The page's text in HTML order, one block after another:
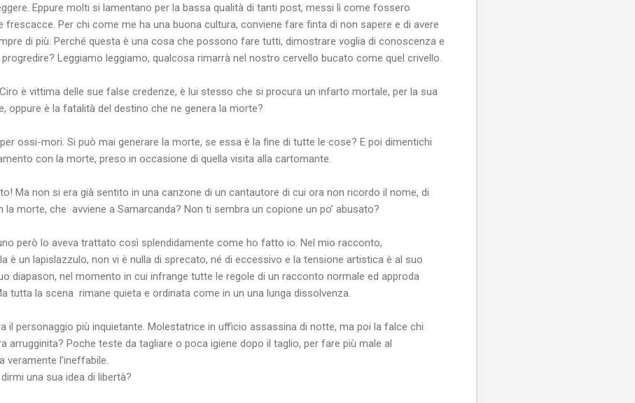
Eppure molti si lamentano per la bassa qualità di tanti post, messi lì come fossero
frescacce. Per chi come me ha una buona cultura, conviene fare finta di non sapere e di avere
di più. Perché questa è una cosa che possono fare tutti, dimostrare voglia di conoscenza e
Leggiamo leggiamo, qualcosa rimarrà nel nostro cervello bucato come quel crivello.
è vittima delle sue false credenze, è lui stesso che si procura un infarto mortale, per la sua
oppure è la fatalità del destino che ne genera la morte?
ossi-mori. Si può mai generare la morte, se essa è la fine di tutte le cose? E poi dimentichi
con la morte, preso in occasione di quella visita alla cartomante.
Ma non si era già sentito in una canzone di un cantautore di cui ora non ricordo il nome, di
la morte, che avviene a Samarcanda? Non ti sembra un copione un po’ abusato?
però lo aveva trattato così splendidamente come ho fatto io. Nel mio racconto,
è un lapislazzulo, non vi è nulla di sprecato, né di eccessivo e la tensione artistica è al suo
diapason, nel momento in cui infrange tutte le regole di un racconto normale ed approda
tutta la scena rimane quieta e ordinata come in un una lunga dissolvenza.
il personaggio più inquietante. Molestatrice in ufficio assassina di notte, ma poi la falce chi
arrugginita? Poche teste da tagliare o poca igiene dopo il taglio, per fare più male al
l’ineffabile.
una sua idea di libertà?